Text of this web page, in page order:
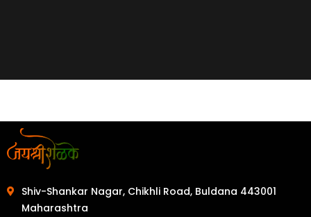
Shiv-Shankar Nagar, Chikhli Road, Buldana 443001
Maharashtra